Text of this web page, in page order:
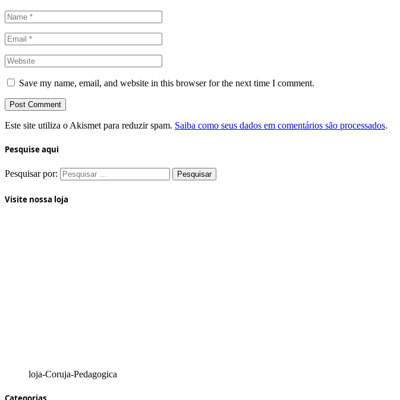
Save my name, email, and website in this browser for the next time I comment.
Este site utiliza o Akismet para reduzir spam. Saiba como seus dados em comentários são processados.
Pesquise aqui
Pesquisar por:
Visite nossa loja
loja-Coruja-Pedagogica